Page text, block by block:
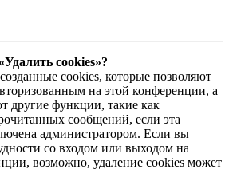
cookies»?
cookies, которые позволяют
на этой конференции, а
другие функции, такие как
сообщений, если эта
администратором. Если вы
со входом или выходом на
возможно, удаление cookies может